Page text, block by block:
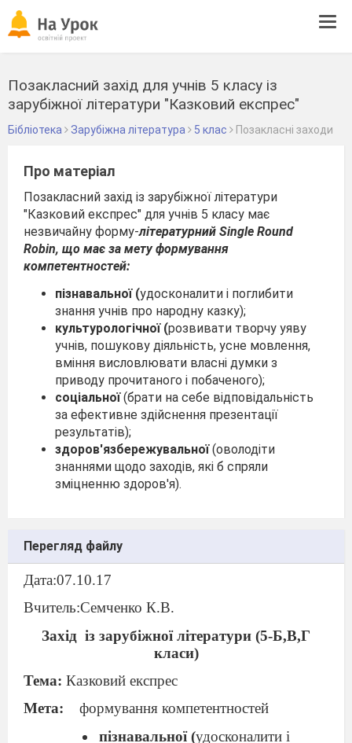
Позакласний захід для учнів 5 класу із
зарубіжної літератури "Казковий експрес"
Бібліотека Зарубіжна література 5 клас Позакласні заходи
Про матеріал
Позакласний захід із зарубіжної літератури
"Казковий експрес" для учнів 5 класу має
незвичайну форму-літературний Single Round
Robin, що має за мету формування
компетентностей:
пізнавальної (удосконалити і поглибити
знання учнів про народну казку);
культурологічної (розвивати творчу уяву
учнів, пошукову діяльність, усне мовлення,
вміння висловлювати власні думки з
приводу прочитаного і побаченого);
соціальної(брати на себе відповідальність
за ефективне здійснення презентації
результатів);
здоров'язбережувальної(оволодіти
знаннями щодо заходів, які б спряли
зміцненню здоров'я).
Перегляд файлу
Дата:07.10.17
Вчитель:Семченко К.В.
Захід із зарубіжної літератури (5-Б,В,Г
класи)
Тема: Казковий експрес
Мета:
формування компетентностей
пізнавальної (удосконалити і